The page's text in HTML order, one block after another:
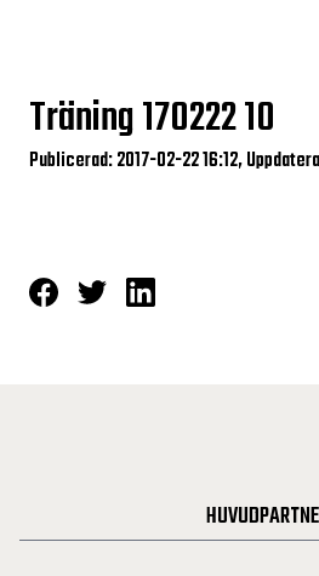
Träning 170222 10
Publicerad: 2017-02-22 16:12,